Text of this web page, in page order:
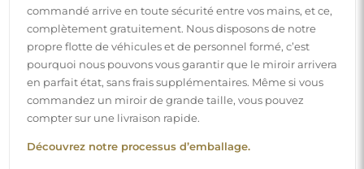
commandé arrive en toute sécurité entre vos mains, et ce,
complètement gratuitement. Nous disposons de notre
propre flotte de véhicules et de personnel formé, c’est
pourquoi nous pouvons vous garantir que le miroir arrivera
en parfait état, sans frais supplémentaires. Même si vous
commandez un miroir de grande taille, vous pouvez
compter sur une livraison rapide.
Découvrez notre processus d’emballage.